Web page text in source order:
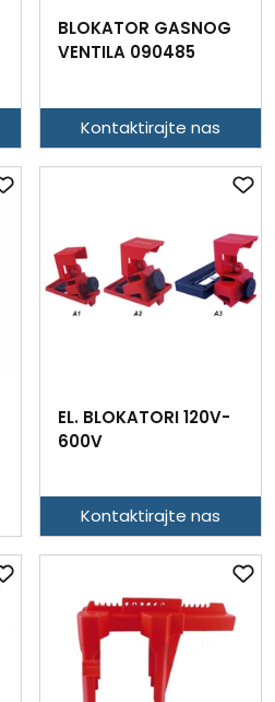
BLOKATOR GASNOG
VENTILA 090485
Kontaktirajte nas
EL. BLOKATORI 120V-
600V
Kontaktirajte nas